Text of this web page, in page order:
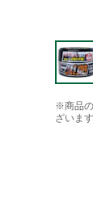
※商品
ざいま